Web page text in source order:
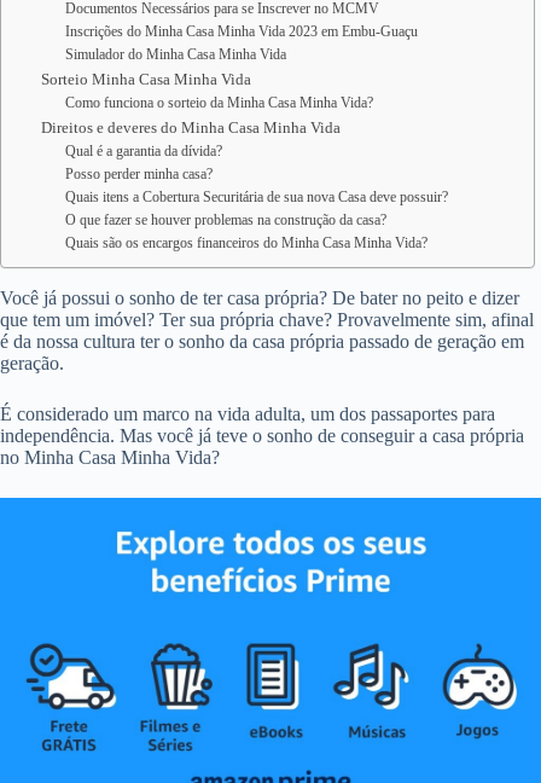
Documentos Necessários para se Inscrever no MCMV
Inscrições do Minha Casa Minha Vida 2023 em Embu-Guaçu
Simulador do Minha Casa Minha Vida
Sorteio Minha Casa Minha Vida
Como funciona o sorteio da Minha Casa Minha Vida?
Direitos e deveres do Minha Casa Minha Vida
Qual é a garantia da dívida?
Posso perder minha casa?
Quais itens a Cobertura Securitária de sua nova Casa deve possuir?
O que fazer se houver problemas na construção da casa?
Quais são os encargos financeiros do Minha Casa Minha Vida?
Você já possui o sonho de ter casa própria? De bater no peito e dizer
que tem um imóvel? Ter sua própria chave? Provavelmente sim, afinal
é da nossa cultura ter o sonho da casa própria passado de geração em
geração.
É considerado um marco na vida adulta, um dos passaportes para
independência. Mas você já teve o sonho de conseguir a casa própria
no Minha Casa Minha Vida?